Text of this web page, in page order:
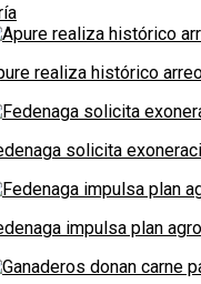
realiza histórico
solicita
impulsa plan